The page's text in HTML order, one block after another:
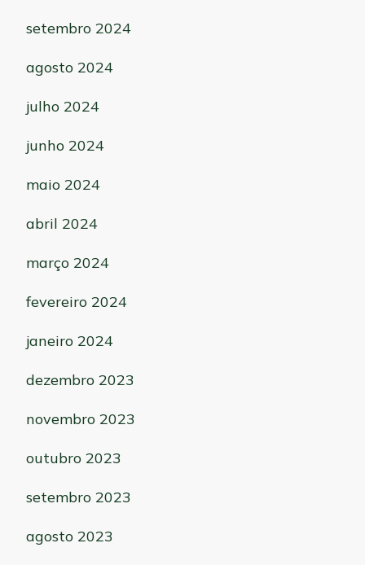
setembro 2024
agosto 2024
julho 2024
junho 2024
maio 2024
abril 2024
março 2024
fevereiro 2024
janeiro 2024
dezembro 2023
novembro 2023
outubro 2023
setembro 2023
agosto 2023